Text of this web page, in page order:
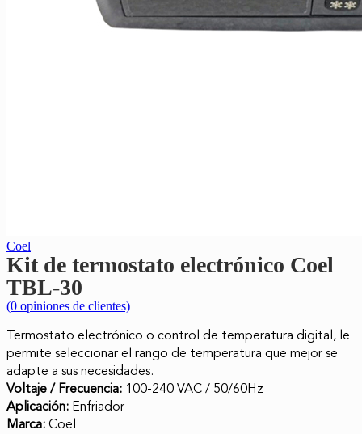
Coel
Kit de termostato electrónico Coel
TBL-30
(0 opiniones de clientes)
Termostato electrónico o control de temperatura digital, le
permite seleccionar el rango de temperatura que mejor se
adapte a sus necesidades.
Voltaje / Frecuencia: 100-240 VAC / 50/60Hz
Aplicación: Enfriador
Marca:Coel